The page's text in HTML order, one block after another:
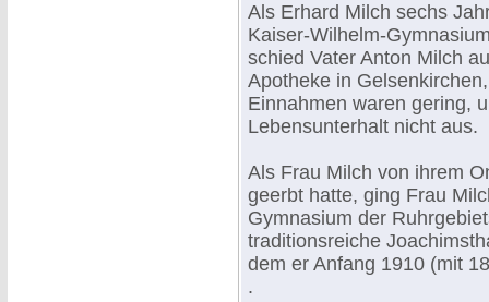
Als Erhard Milch sechs
Kaiser-Wilhelm-
schied Vater Anton Milch
Apotheke in
Einnahmen waren gering,
Lebensunterhalt nicht aus.
Als Frau Milch von ihrem
geerbt hatte, ging Frau
Gymnasium der
traditionsreiche
dem er Anfang 1910 (mit
.